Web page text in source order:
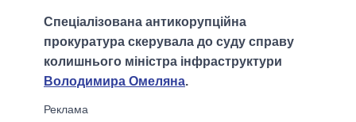
Спеціалізована антикорупційна
прокуратура скерувала до суду справу
колишнього міністра інфраструктури
Володимира Омеляна.